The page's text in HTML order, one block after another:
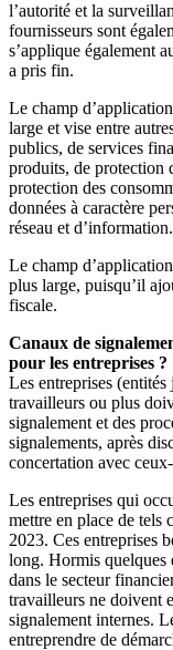
l’autorité et la
fournisseurs sont
s’applique également
a pris fin.
Le champ
large et vise entre
publics, de services
produits, de protection
protection des
données à caractère
réseau et d’information.
Le champ
plus large, puisqu’il
fiscale.
Canaux de
pour les entreprises ?
Les entreprises
travailleurs ou plus
signalement et des
signalements, après
concertation avec
Les entreprises qui
mettre en place de tels
2023. Ces entreprises
long. Hormis quelques
dans le secteur
travailleurs ne doivent
signalement internes.
entreprendre de